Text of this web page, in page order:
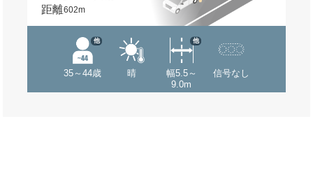
距離602m
35～44歳
他
晴
幅5.5～
9.0m
他
信号なし